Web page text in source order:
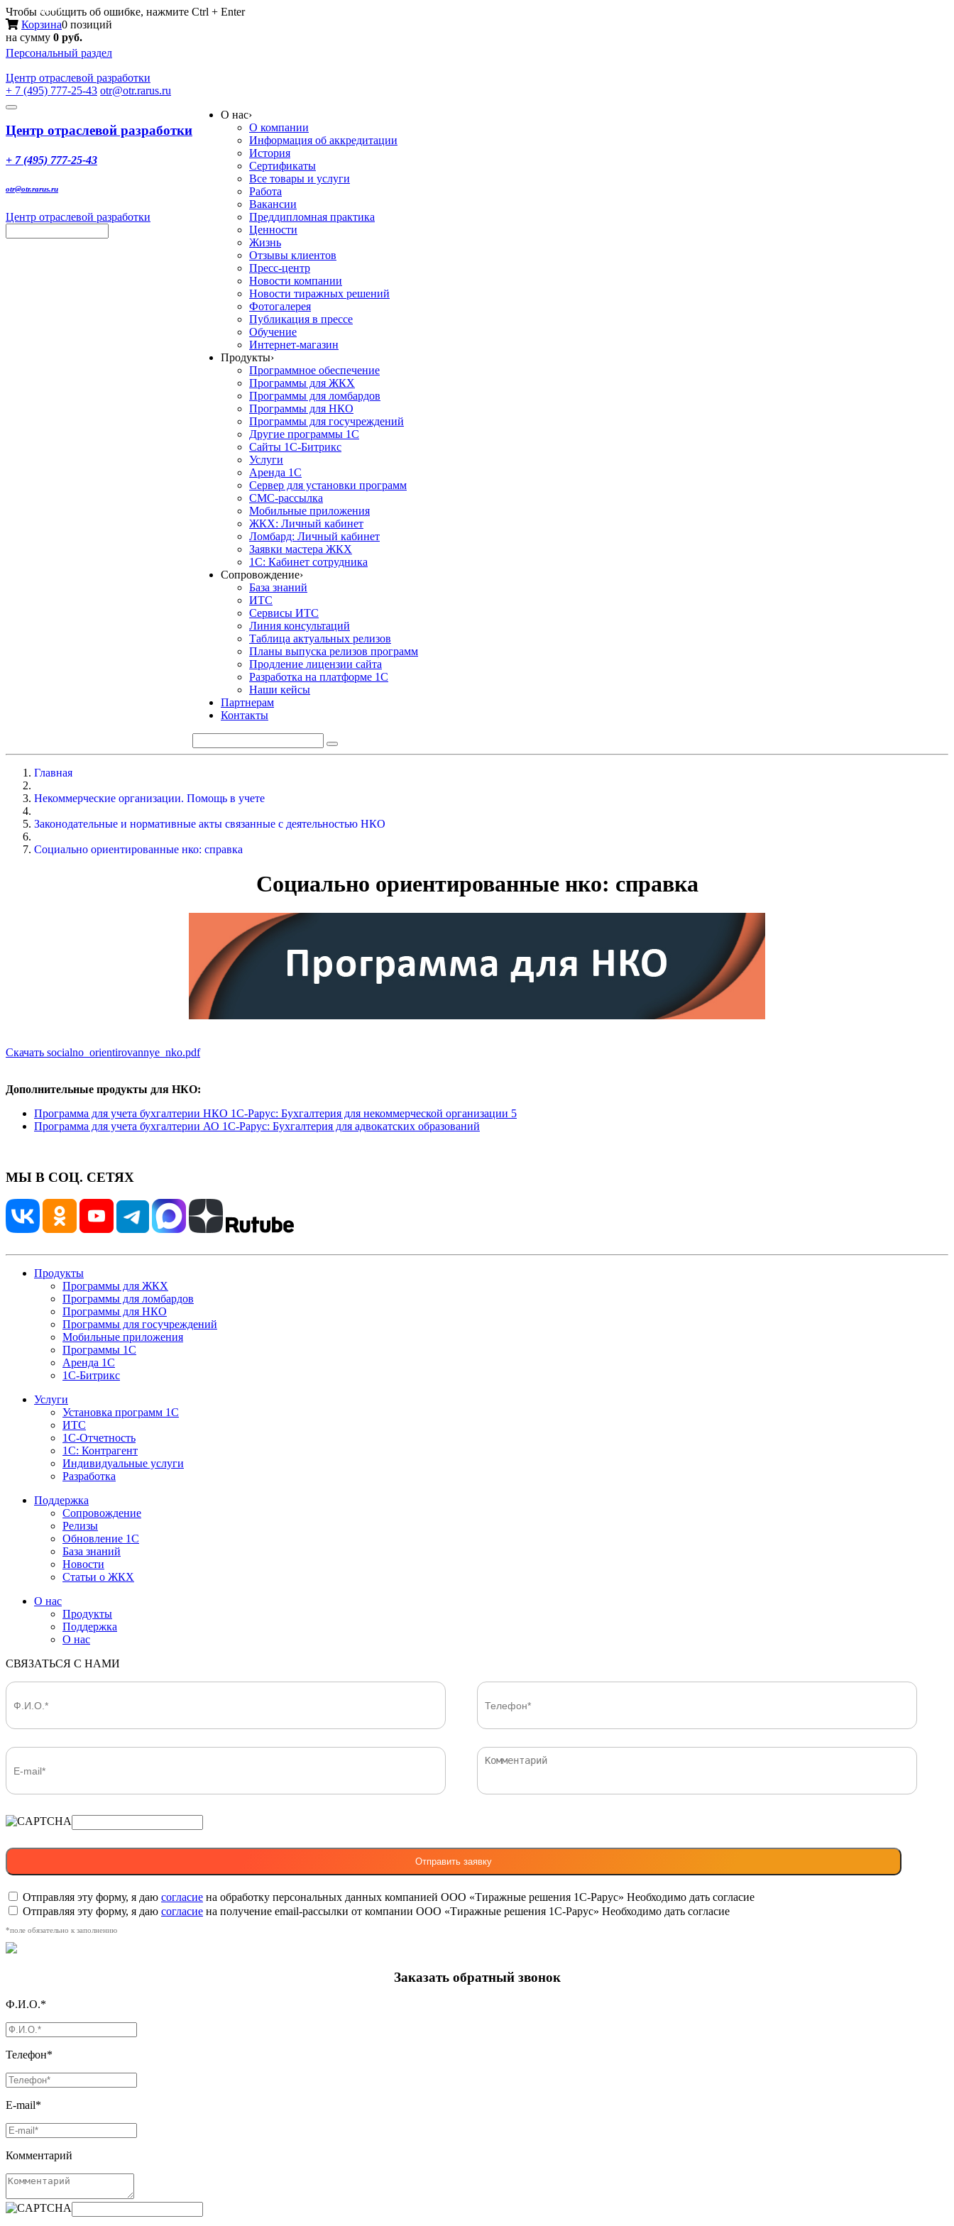
Чтобы сообщить об ошибке, нажмите Ctrl + Enter
Корзина0 позиций
на сумму 0 руб.
Персональный раздел
Центр отраслевой разработки
+ 7 (495) 777-25-43 otr@otr.rarus.ru
Toggle
Меню
Центр отраслевой разработки
+ 7 (495) 777-25-43
otr@otr.rarus.ru
Центр отраслевой разработки
О нас›
О компании
Информация об аккредитации
История
Сертификаты
Все товары и услуги
Работа
Вакансии
Преддипломная практика
Ценности
Жизнь
Отзывы клиентов
Пресс-центр
Новости компании
Новости тиражных решений
Фотогалерея
Публикация в прессе
Обучение
Интернет-магазин
Продукты›
Программное обеспечение
Программы для ЖКХ
Программы для ломбардов
Программы для НКО
Программы для госучреждений
Другие программы 1С
Сайты 1С-Битрикс
Услуги
Аренда 1С
Сервер для установки программ
СМС-рассылка
Мобильные приложения
ЖКХ: Личный кабинет
Ломбард: Личный кабинет
Заявки мастера ЖКХ
1С: Кабинет сотрудника
Сопровождение›
База знаний
ИТС
Сервисы ИТС
Линия консультаций
Таблица актуальных релизов
Планы выпуска релизов программ
Продление лицензии сайта
Разработка на платформе 1С
Наши кейсы
Партнерам
Контакты
Главная
Некоммерческие организации. Помощь в учете
Законодательные и нормативные акты связанные с деятельностью НКО
Социально ориентированные нко: справка
Социально ориентированные нко: справка
Скачать socialno_orientirovannye_nko.pdf
Дополнительные продукты для НКО:
Программа для учета бухгалтерии НКО 1С-Рарус: Бухгалтерия для некоммерческой организации 5
Программа для учета бухгалтерии АО 1С-Рарус: Бухгалтерия для адвокатских образований
МЫ В СОЦ. СЕТЯХ
Продукты
Программы для ЖКХ
Программы для ломбардов
Программы для НКО
Программы для госучреждений
Мобильные приложения
Программы 1С
Аренда 1С
1С-Битрикс
Услуги
Установка программ 1С
ИТС
1С-Отчетность
1С: Контрагент
Индивидуальные услуги
Разработка
Поддержка
Сопровождение
Релизы
Обновление 1С
База знаний
Новости
Статьи о ЖКХ
О нас
Продукты
Поддержка
О нас
СВЯЗАТЬСЯ С НАМИ
Отправляя эту форму, я даю согласие на обработку персональных данных компанией ООО «Тиражные решения 1С-Рарус» Необходимо дать согласие
Отправляя эту форму, я даю согласие на получение email-рассылки от компании ООО «Тиражные решения 1С-Рарус» Необходимо дать согласие
*поле обязательно к заполнению
Заказать обратный звонок
Ф.И.О.*
Телефон*
E-mail*
Комментарий